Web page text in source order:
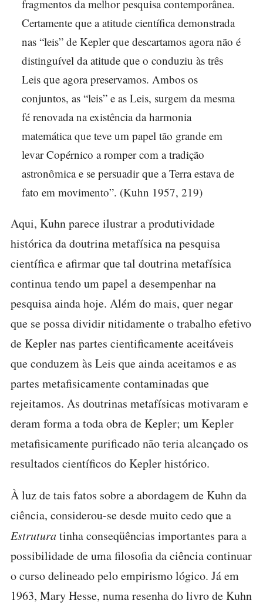
fragmentos da melhor pesquisa contemporânea.
Certamente que a atitude científica demonstrada
nas “leis” de Kepler que descartamos agora não é
distinguível da atitude que o conduziu às três
Leis que agora preservamos. Ambos os
conjuntos, as “leis” e as Leis, surgem da mesma
fé renovada na existência da harmonia
matemática que teve um papel tão grande em
levar Copérnico a romper com a tradição
astronômica e se persuadir que a Terra estava de
fato em movimento”. (Kuhn 1957, 219)
Aqui, Kuhn parece ilustrar a produtividade
histórica da doutrina metafísica na pesquisa
científica e afirmar que tal doutrina metafísica
continua tendo um papel a desempenhar na
pesquisa ainda hoje. Além do mais, quer negar
que se possa dividir nitidamente o trabalho efetivo
de Kepler nas partes cientificamente aceitáveis
que conduzem às Leis que ainda aceitamos e as
partes metafisicamente contaminadas que
rejeitamos. As doutrinas metafísicas motivaram e
deram forma a toda obra de Kepler; um Kepler
metafisicamente purificado não teria alcançado os
resultados científicos do Kepler histórico.
À luz de tais fatos sobre a abordagem de Kuhn da
ciência, considerou-se desde muito cedo que a
Estruturatinha conseqüências importantes para a
possibilidade de uma filosofia da ciência continuar
o curso delineado pelo empirismo lógico. Já em
1963, Mary Hesse, numa resenha do livro de Kuhn